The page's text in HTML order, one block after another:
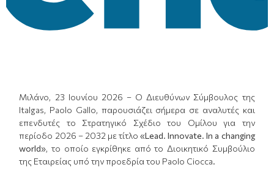
Μιλάνο, 23 Ιουνίου 2026 – Ο Διευθύνων Σύμβουλος της
Italgas, Paolo Gallo, παρουσιάζει σήμερα σε αναλυτές και
επενδυτές το Στρατηγικό Σχέδιο του Ομίλου για την
περίοδο 2026 – 2032 με τίτλο «Lead. Innovate. In a changing
world», το οποίο εγκρίθηκε από το Διοικητικό Συμβούλιο
της Εταιρείας υπό την προεδρία του Paolo Ciocca.